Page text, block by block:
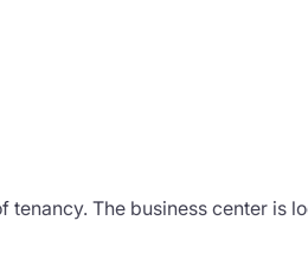
The business center is